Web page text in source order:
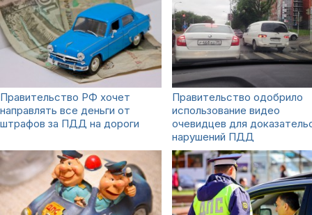
Правительство РФ хочет
направлять все деньги от
штрафов за ПДД на дороги
Правительство одобрило
использование видео
очевидцев для
нарушений ПДД